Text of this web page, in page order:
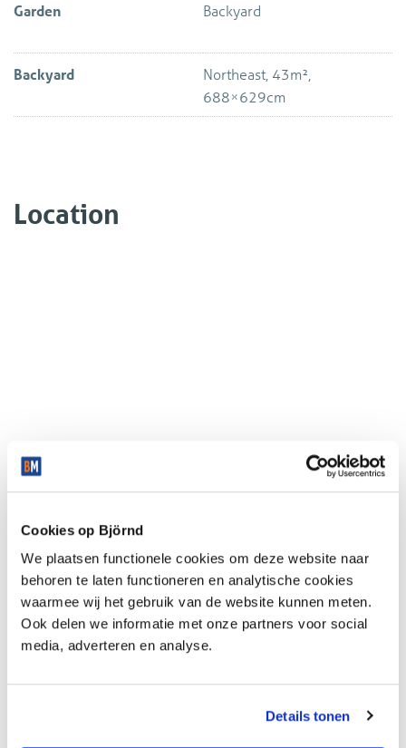
Cookies op Björnd
We plaatsen functionele cookies om deze website naar
behoren te laten functioneren en analytische cookies
waarmee wij het gebruik van de website kunnen meten.
Ook delen we informatie met onze partners voor social
media, adverteren en analyse.
Details tonen
Garden Backyard
Backyard
Northeast, 43m²,
688×629cm
Location